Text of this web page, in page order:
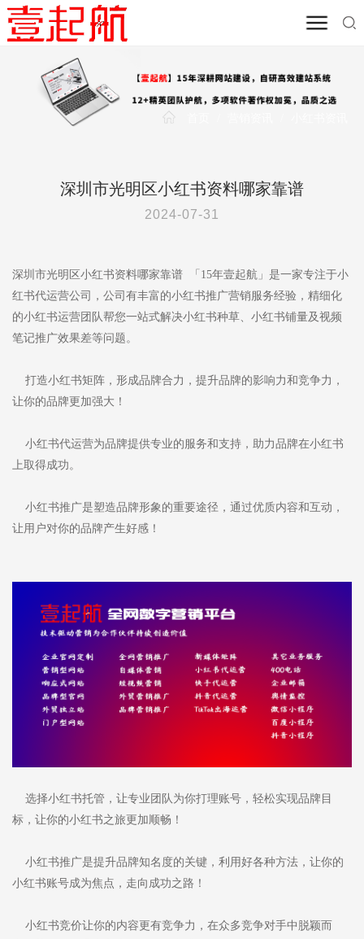
深圳市光明区小红书资料哪家靠谱
2024-07-31
深圳市光明区小红书资料哪家靠谱 「15年壹起航」是一家专注于小
红书代运营公司，公司有丰富的小红书推广营销服务经验，精细化
的小红书运营团队帮您一站式解决小红书种草、小红书铺量及视频
笔记推广效果差等问题。
打造小红书矩阵，形成品牌合力，提升品牌的影响力和竞争力，
让你的品牌更加强大！
小红书代运营为品牌提供专业的服务和支持，助力品牌在小红书
上取得成功。
小红书推广是塑造品牌形象的重要途径，通过优质内容和互动，
让用户对你的品牌产生好感！
选择小红书托管，让专业团队为你打理账号，轻松实现品牌目
标，让你的小红书之旅更加顺畅！
小红书推广是提升品牌知名度的关键，利用好各种方法，让你的
小红书账号成为焦点，走向成功之路！
小红书竞价让你的内容更有竞争力，在众多竞争对手中脱颖而